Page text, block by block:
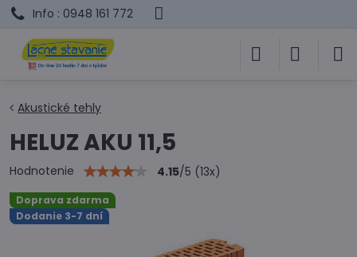
Info : 0948 161 772
Doprava zdarma
Dodanie 3-7 dní
Akustické tehly
HELUZ AKU 11,5
Hodnotenie 4.15/5 (13x)